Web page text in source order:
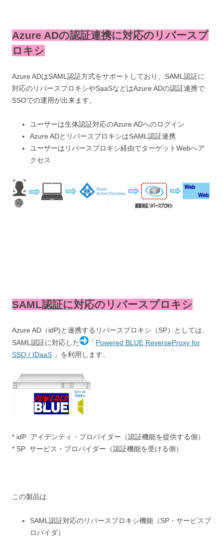
Azure ADの認証連携に対応のリバースプ
ロキシ
Azure ADはSAML認証方式をサポートしており、SAML認証に
対応のリバースプロキシやSaaSなどはAzure ADの認証連携で
SSOでの運用が出来ます。
ユーザーは生体認証対応のAzure ADへのログイン
Azure ADとリバースプロキシはSAML認証連携
ユーザーはリバースプロキシ経由でターゲットWebへア
クセス
SAML認証に対応のリバースプロキシ
Azure AD（idP)と連携するリバースプロキシ（SP）としては、
SAML認証に対応した
「Powered BLUE ReverseProxy for
SSO / IDaaS 」を利用します。
* idP アイデンティ・プロバイダー（認証機能を提供する側）
* SP サービス・プロバイダー（認証機能を受ける側）
この製品は
SAML認証対応のリバースプロキシ機能（SP・サービスプ
ロバイダ）